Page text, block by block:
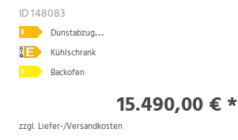
ID 148083
D
unstabzugshaube
Kühlschrank
Backofen
15.490,00 € *
zzgl. Liefer-/Versandkosten